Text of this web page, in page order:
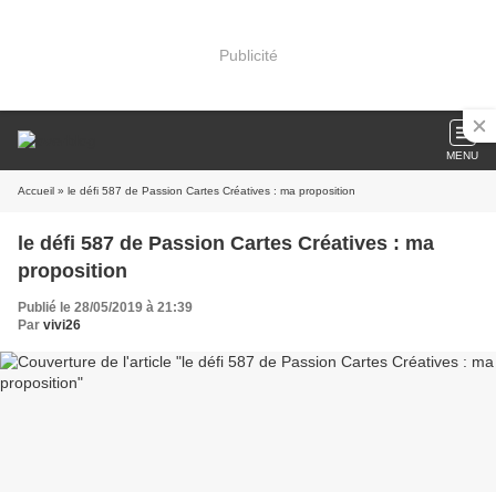
Publicité
MENU
Accueil » le défi 587 de Passion Cartes Créatives : ma proposition
le défi 587 de Passion Cartes Créatives : ma
proposition
Publié le 28/05/2019 à 21:39
Par vivi26